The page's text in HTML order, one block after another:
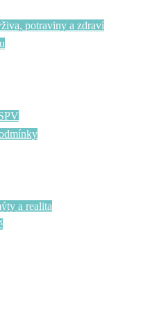
potraviny a zdraví
a realita